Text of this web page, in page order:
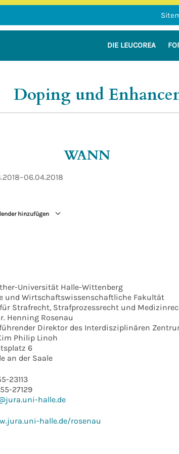
DIE LEUCOREA
Rechts an der
Doping und
WANN
hinzufügen
Universität Halle-Wittenberg
und Wirtschaftswissenschaftliche Fakultät
Strafrecht, Strafprozessrecht und
Henning Rosenau
Direktor des Interdisziplinären
Philip Linoh
6
an der Saale
23113
27129
halle.de
halle.de/rosenau